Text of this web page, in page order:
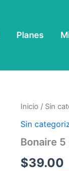
Planes
Inicio / Sin
Sin
Bonaire 5
$39.00
Bonaire
GB
30
cantidad